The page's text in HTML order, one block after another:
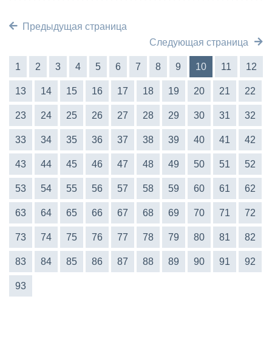
Предыдущая страница
Следующая страница
1 2 3 4 5 6 7 8 9 10 11 12
13 14 15 16 17 18 19 20 21 22
23 24 25 26 27 28 29 30 31 32
33 34 35 36 37 38 39 40 41 42
43 44 45 46 47 48 49 50 51 52
53 54 55 56 57 58 59 60 61 62
63 64 65 66 67 68 69 70 71 72
73 74 75 76 77 78 79 80 81 82
83 84 85 86 87 88 89 90 91 92
93